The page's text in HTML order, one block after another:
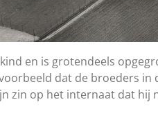
en is grotendeels
dat de broeders in
zin op het internaat dat